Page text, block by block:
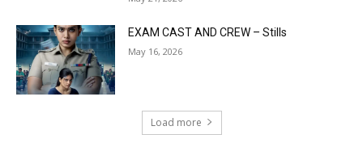
EXAM CAST AND CREW – Stills
May 16, 2026
Load more